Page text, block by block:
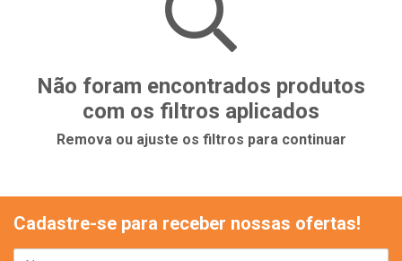
Não foram encontrados produtos
com os filtros aplicados
Remova ou ajuste os filtros para continuar
Cadastre-se para receber nossas ofertas!